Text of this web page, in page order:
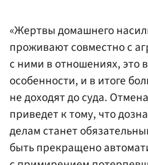
«Жертвы домашнего
проживают совместно с
с ними в отношениях, это
особенности, и в итоге
не доходят до суда.
приведет к тому, что
делам станет
быть прекращено